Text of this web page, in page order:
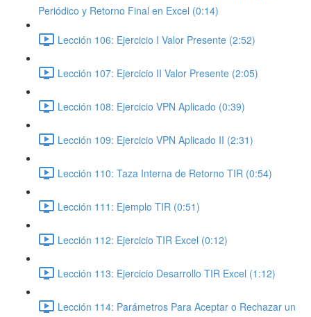
Periódico y Retorno Final en Excel (0:14)
Lección 106: Ejercicio I Valor Presente (2:52)
Lección 107: Ejercicio II Valor Presente (2:05)
Lección 108: Ejercicio VPN Aplicado (0:39)
Lección 109: Ejercicio VPN Aplicado II (2:31)
Lección 110: Taza Interna de Retorno TIR (0:54)
Lección 111: Ejemplo TIR (0:51)
Lección 112: Ejercicio TIR Excel (0:12)
Lección 113: Ejercicio Desarrollo TIR Excel (1:12)
Lección 114: Parámetros Para Aceptar o Rechazar un